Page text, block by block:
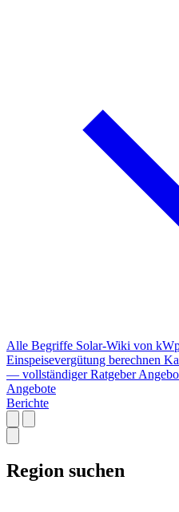
Alle Begriffe Solar-Wiki von
Einspeisevergütung berechnen
— vollständiger Ratgeber
Angebote
Berichte
Region suchen